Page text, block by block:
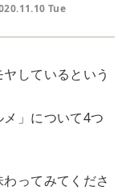
Tue
しているという
」について4つ
ってみてくださ